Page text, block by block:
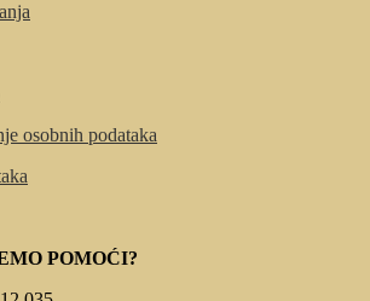
osobnih podataka
POMOĆI?